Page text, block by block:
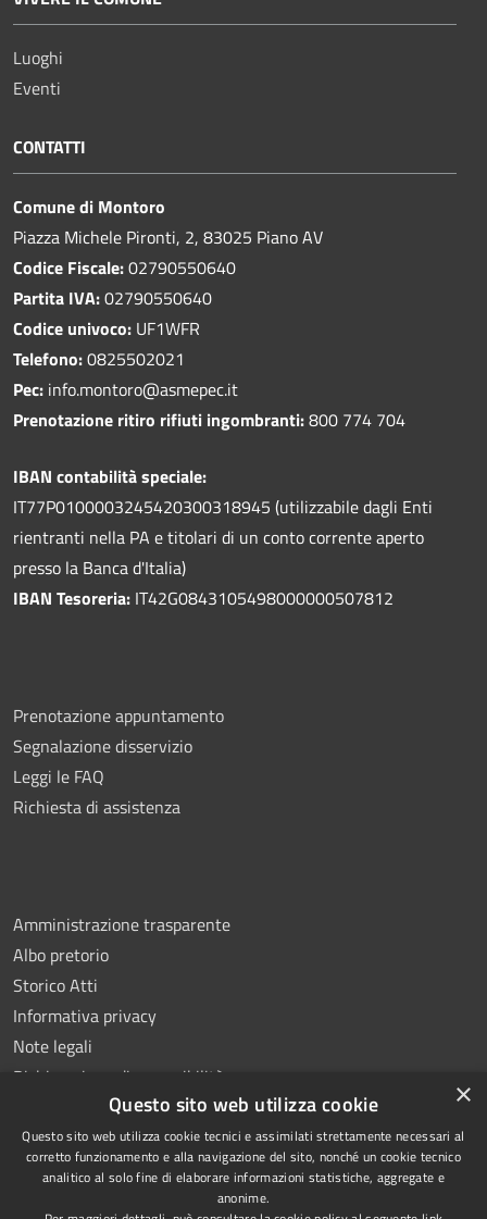
Luoghi
Eventi
CONTATTI
Comune di Montoro
Piazza Michele Pironti, 2, 83025 Piano AV
Codice Fiscale:02790550640
Partita IVA:02790550640
Codice univoco: UF1WFR
Telefono:0825502021
Pec: info.montoro@asmepec.it
Prenotazione ritiro rifiuti ingombranti:800 774 704
IBAN contabilità speciale:
IT77P0100003245420300318945 (utilizzabile dagli Enti
rientranti nella PA e titolari di un conto corrente aperto
presso la Banca d'Italia)
IBAN Tesoreria: IT42G0843105498000000507812
Prenotazione appuntamento
Segnalazione disservizio
Leggi le FAQ
Richiesta di assistenza
Amministrazione trasparente
Albo pretorio
Storico Atti
Informativa privacy
Note legali
Dichiarazione di accessibilità
RSS
Copyright © 2026 • Comune di
×
Questo sito web utilizza cookie
Questo sito web utilizza cookie tecnici e assimilati strettamente necessari al
corretto funzionamento e alla navigazione del sito, nonché un cookie tecnico
analitico al solo fine di elaborare informazioni statistiche, aggregate e
anonime.